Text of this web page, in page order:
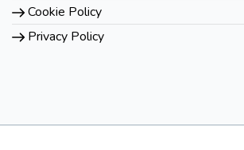
Cookie Policy
Privacy Policy